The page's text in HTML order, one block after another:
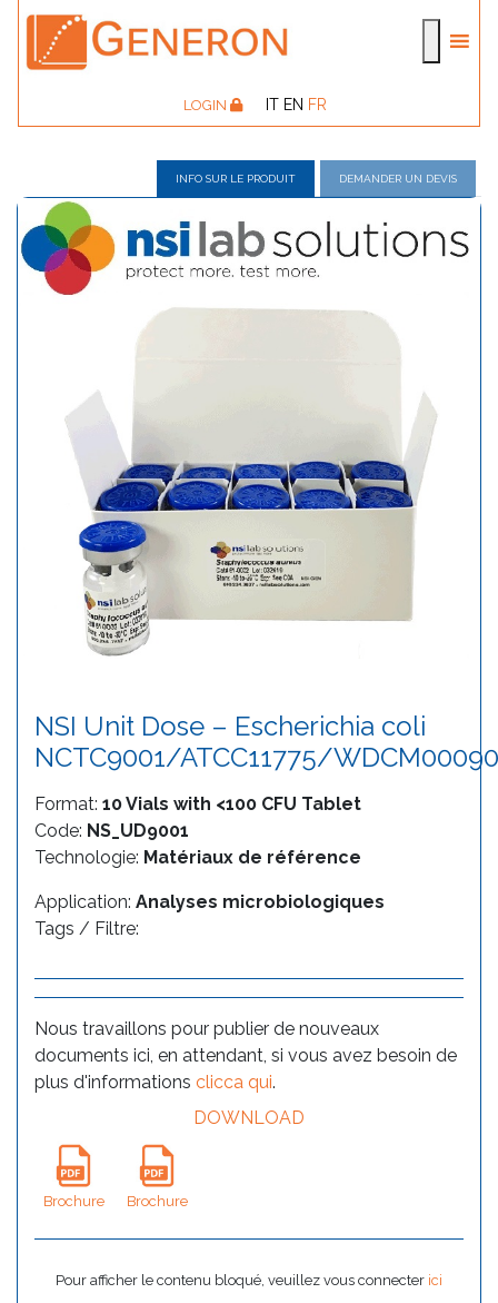
LOGIN IT EN FR
INFO SUR LE PRODUIT DEMANDER UN DEVIS
NSI Unit Dose – Escherichia coli
NCTC9001/ATCC11775/WDCM00090
Format: 10 Vials with <100 CFU Tablet
Code: NS_UD9001
Technologie: Matériaux de référence
Application: Analyses microbiologiques
Tags / Filtre:
Nous travaillons pour publier de nouveaux
documents ici, en attendant, si vous avez besoin de
plus d'informations clicca qui.
DOWNLOAD
Brochure Brochure
Pour afficher le contenu bloqué, veuillez vous connecter ici